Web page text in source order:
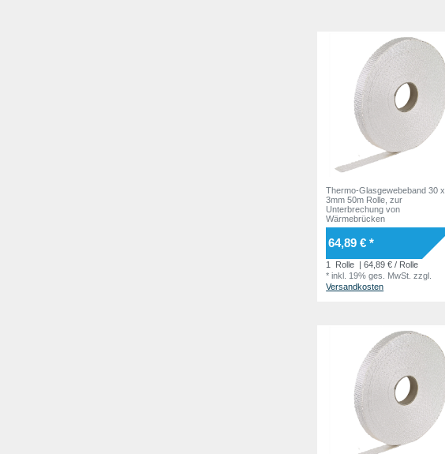
Thermo-Glasgewebeband 30 x
3mm 50m Rolle, zur
Unterbrechung von
Wärmebrücken
64,89 € *
1 Rolle
| 64,89 € / Rolle
*inkl. 19% ges. MwSt. zzgl.
Versandkosten